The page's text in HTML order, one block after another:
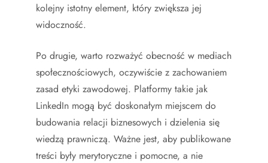
kolejny istotny element, który zwiększa jej
widoczność.
Po drugie, warto rozważyć obecność w mediach
społecznościowych, oczywiście z zachowaniem
zasad etyki zawodowej. Platformy takie jak
LinkedIn mogą być doskonałym miejscem do
budowania relacji biznesowych i dzielenia się
wiedzą prawniczą. Ważne jest, aby publikowane
treści były merytoryczne i pomocne, a nie